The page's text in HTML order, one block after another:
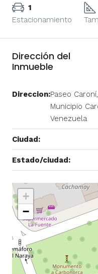
1
Estacionamiento
Dirección del
Inmueble
Direccion:Paseo
Municipio
Venezuela
Ciudad:
Estado/ciudad:
+
−